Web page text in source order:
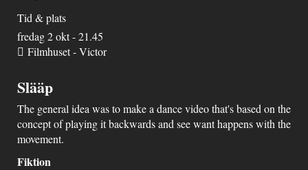
Tid & plats
fredag 2 okt - 21.45
Filmhuset - Victor
Slääp
The general idea was to make a dance video that's based on the
concept of playing it backwards and see want happens with the
movement.
Fiktion